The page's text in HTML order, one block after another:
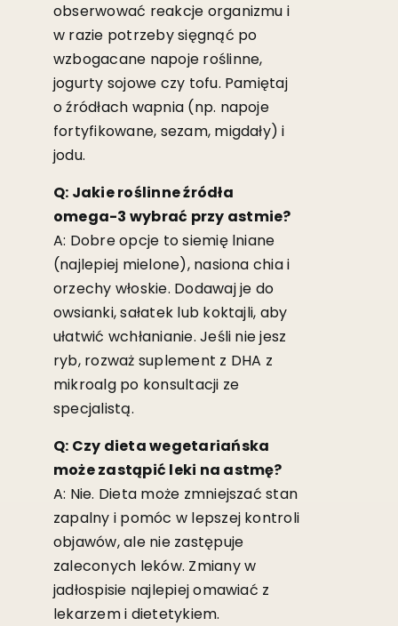
obserwować reakcje organizmu i
w razie potrzeby sięgnąć po
wzbogacane napoje roślinne,
jogurty sojowe czy tofu. Pamiętaj
o źródłach wapnia (np. napoje
fortyfikowane, sezam, migdały) i
jodu.
Q: Jakie roślinne źródła
omega-3 wybrać przy astmie?
A: Dobre opcje to siemię lniane
(najlepiej mielone), nasiona chia i
orzechy włoskie. Dodawaj je do
owsianki, sałatek lub koktajli, aby
ułatwić wchłanianie. Jeśli nie jesz
ryb, rozważ suplement z DHA z
mikroalg po konsultacji ze
specjalistą.
Q: Czy dieta wegetariańska
może zastąpić leki na astmę?
A: Nie. Dieta może zmniejszać stan
zapalny i pomóc w lepszej kontroli
objawów, ale nie zastępuje
zaleconych leków. Zmiany w
jadłospisie najlepiej omawiać z
lekarzem i dietetykiem.